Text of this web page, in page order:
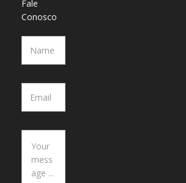
Fale
Conosco